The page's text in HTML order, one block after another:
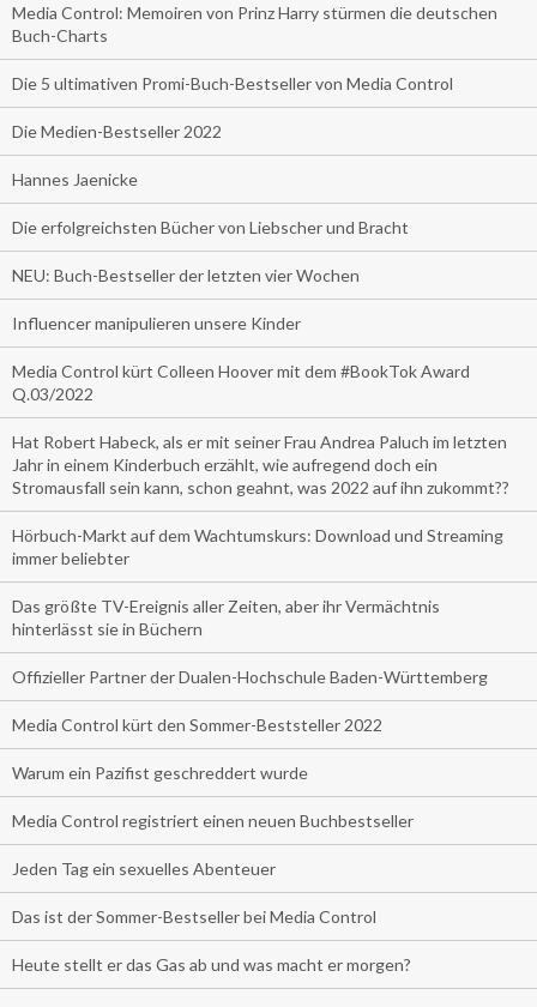
Media Control: Memoiren von Prinz Harry stürmen die deutschen
Buch-Charts
Die 5 ultimativen Promi-Buch-Bestseller von Media Control
Die Medien-Bestseller 2022
Hannes Jaenicke
Die erfolgreichsten Bücher von Liebscher und Bracht
NEU: Buch-Bestseller der letzten vier Wochen
Influencer manipulieren unsere Kinder
Media Control kürt Colleen Hoover mit dem #BookTok Award
Q.03/2022
Hat Robert Habeck, als er mit seiner Frau Andrea Paluch im letzten
Jahr in einem Kinderbuch erzählt, wie aufregend doch ein
Stromausfall sein kann, schon geahnt, was 2022 auf ihn zukommt??
Hörbuch-Markt auf dem Wachtumskurs: Download und Streaming
immer beliebter
Das größte TV-Ereignis aller Zeiten, aber ihr Vermächtnis
hinterlässt sie in Büchern
Offizieller Partner der Dualen-Hochschule Baden-Württemberg
Media Control kürt den Sommer-Beststeller 2022
Warum ein Pazifist geschreddert wurde
Media Control registriert einen neuen Buchbestseller
Jeden Tag ein sexuelles Abenteuer
Das ist der Sommer-Bestseller bei Media Control
Heute stellt er das Gas ab und was macht er morgen?